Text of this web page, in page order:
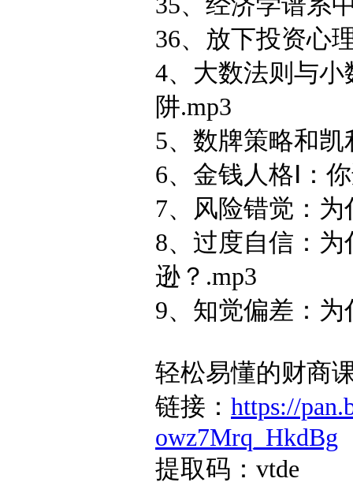
36、放下投资心
4、大数法则与
阱.mp3
5、数牌策略和
6、金钱人格Ⅰ：
7、风险错觉：
8、过度自信：
逊？.mp3
9、知觉偏差：为
轻松易懂的财商
链接： https://
owz7Mrq_HkdBg
提取码：vtde